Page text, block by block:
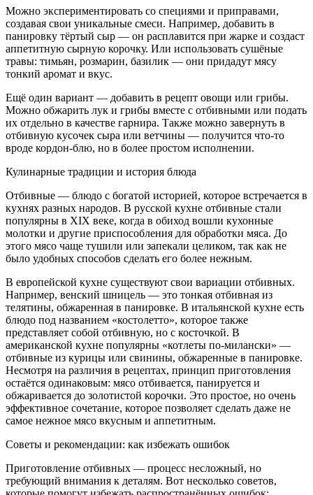
Можно экспериментировать со специями и приправами,
создавая свои уникальные смеси. Например, добавить в
панировку тёртый сыр — он расплавится при жарке и создаст
аппетитную сырную корочку. Или использовать сушёные
травы: тимьян, розмарин, базилик — они придадут мясу
тонкий аромат и вкус.
Ещё один вариант — добавить в рецепт овощи или грибы.
Можно обжарить лук и грибы вместе с отбивными или подать
их отдельно в качестве гарнира. Также можно завернуть в
отбивную кусочек сыра или ветчины — получится что‑то
вроде кордон‑блю, но в более простом исполнении.
Кулинарные традиции и история блюда
Отбивные — блюдо с богатой историей, которое встречается в
кухнях разных народов. В русской кухне отбивные стали
популярны в XIX веке, когда в обиход вошли кухонные
молотки и другие приспособления для обработки мяса. До
этого мясо чаще тушили или запекали целиком, так как не
было удобных способов сделать его более нежным.
В европейской кухне существуют свои вариации отбивных.
Например, венский шницель — это тонкая отбивная из
телятины, обжаренная в панировке. В итальянской кухне есть
блюдо под названием «костолетто», которое также
представляет собой отбивную, но с косточкой. В
американской кухне популярны «котлеты по‑милански» —
отбивные из курицы или свинины, обжаренные в панировке.
Несмотря на различия в рецептах, принцип приготовления
остаётся одинаковым: мясо отбивается, панируется и
обжаривается до золотистой корочки. Это простое, но очень
эффективное сочетание, которое позволяет сделать даже не
самое нежное мясо вкусным и аппетитным.
Советы и рекомендации: как избежать ошибок
Приготовление отбивных — процесс несложный, но
требующий внимания к деталям. Вот несколько советов,